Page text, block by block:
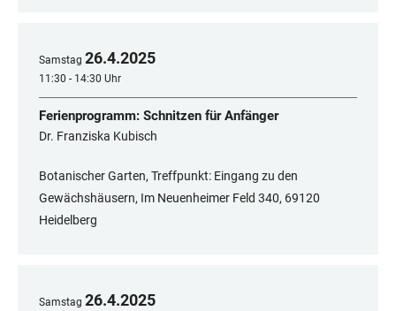
Samstag 26.4.2025
11:30 - 14:30 Uhr
Ferienprogramm: Schnitzen für Anfänger
Dr. Franziska Kubisch
Botanischer Garten, Treffpunkt: Eingang zu den
Gewächshäusern, Im Neuenheimer Feld 340, 69120
Heidelberg
Samstag 26.4.2025